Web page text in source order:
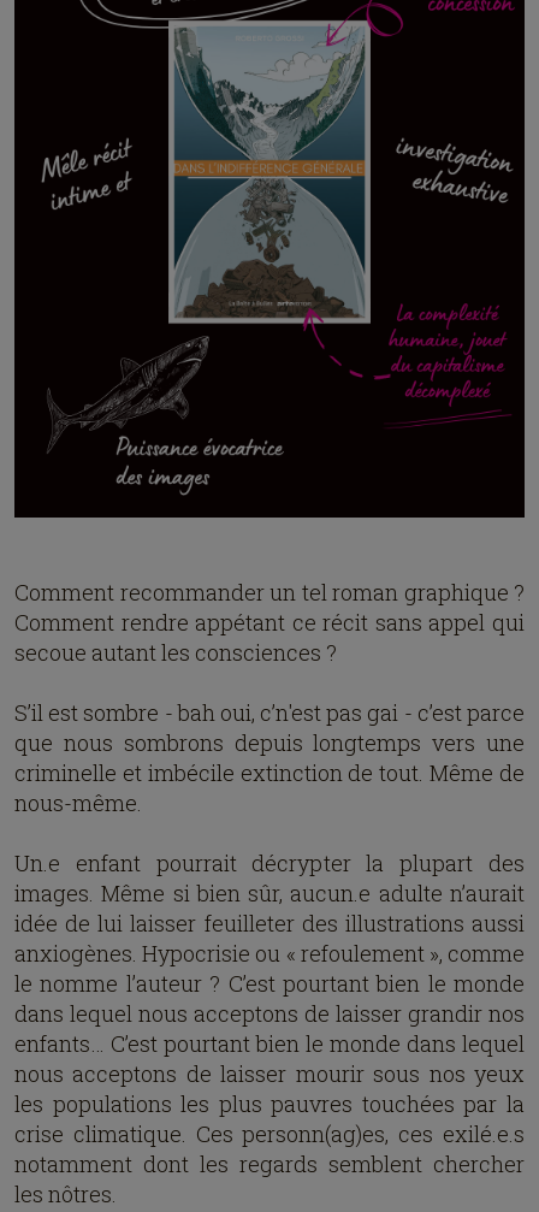
Comment recommander un tel roman graphique ?
Comment rendre appétant ce récit sans appel qui
secoue autant les consciences ?
S’il est sombre - bah oui, c’n'est pas gai - c’est parce
que nous sombrons depuis longtemps vers une
criminelle et imbécile extinction de tout. Même de
nous-même.
Un.e enfant pourrait décrypter la plupart des
images. Même si bien sûr, aucun.e adulte n’aurait
idée de lui laisser feuilleter des illustrations aussi
anxiogènes. Hypocrisie ou « refoulement », comme
le nomme l’auteur ? C’est pourtant bien le monde
dans lequel nous acceptons de laisser grandir nos
enfants… C’est pourtant bien le monde dans lequel
nous acceptons de laisser mourir sous nos yeux
les populations les plus pauvres touchées par la
crise climatique. Ces personn(ag)es, ces exilé.e.s
notamment dont les regards semblent chercher
les nôtres.